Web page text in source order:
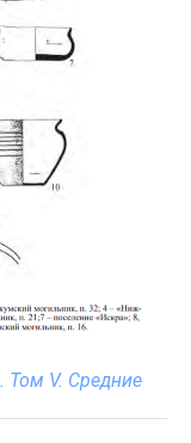
Том V. Средние